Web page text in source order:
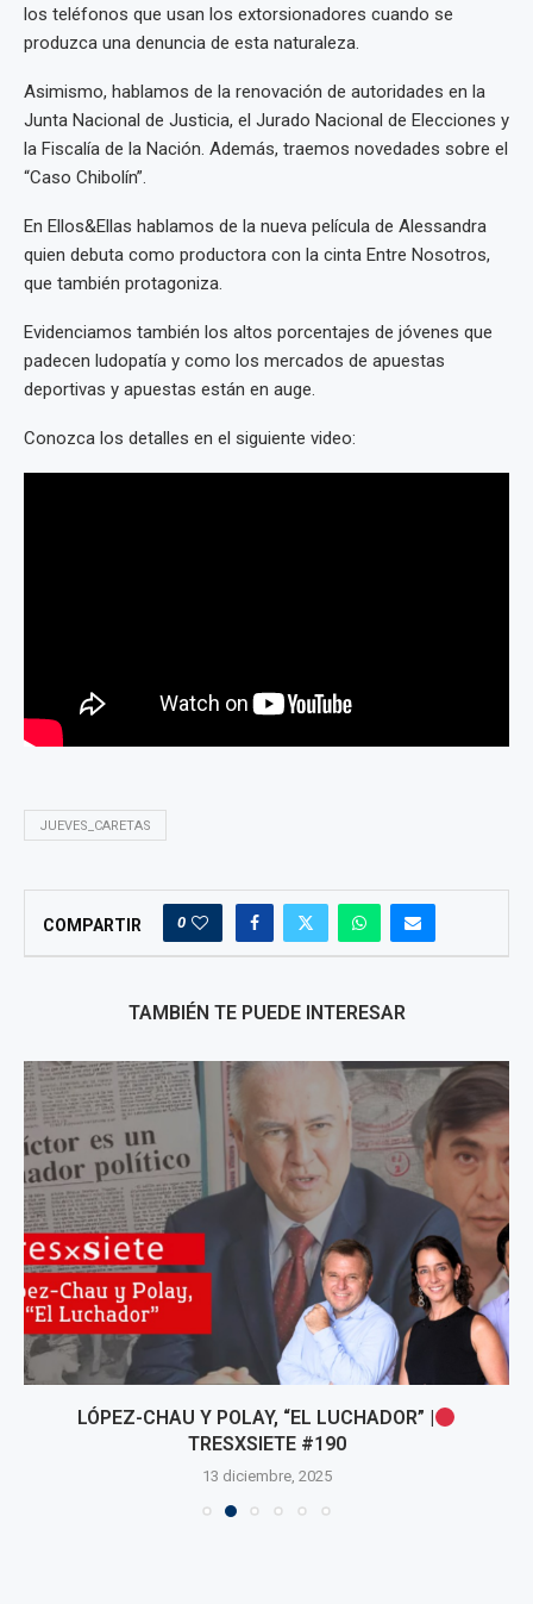
los teléfonos que usan los extorsionadores cuando se
produzca una denuncia de esta naturaleza.
Asimismo, hablamos de la renovación de autoridades en la
Junta Nacional de Justicia, el Jurado Nacional de Elecciones y
la Fiscalía de la Nación. Además, traemos novedades sobre el
“Caso Chibolín”.
En Ellos&Ellas hablamos de la nueva película de Alessandra
quien debuta como productora con la cinta Entre Nosotros,
que también protagoniza.
Evidenciamos también los altos porcentajes de jóvenes que
padecen ludopatía y como los mercados de apuestas
deportivas y apuestas están en auge.
Conozca los detalles en el siguiente video:
JUEVES_CARETAS
COMPARTIR 0
TAMBIÉN TE PUEDE INTERESAR
LÓPEZ-CHAU Y POLAY, “EL LUCHADOR” |
TRESXSIETE #190
13 diciembre, 2025